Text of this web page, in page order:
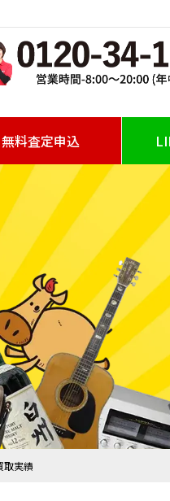
無料査定申込
取実績